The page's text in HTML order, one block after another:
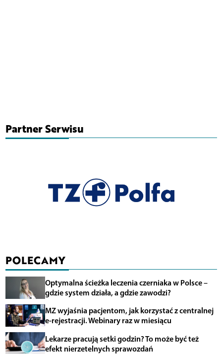
Partner Serwisu
POLECAMY
Optymalna ścieżka leczenia czerniaka w Polsce –
gdzie system działa, a gdzie zawodzi?
MZ wyjaśnia pacjentom, jak korzystać z centralnej
e-rejestracji. Webinary raz w miesiącu
Lekarze pracują setki godzin? To może być też
efekt nierzetelnych sprawozdań